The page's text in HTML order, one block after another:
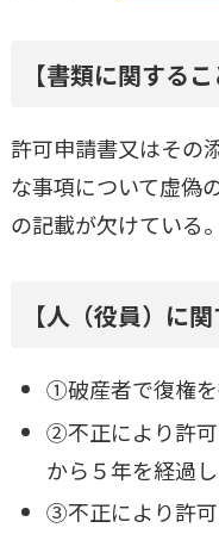
【書類に関するこ
許可申請書又はその
な事項について虚偽
の記載が欠けている。
【人（役員）に関
①破産者で復権
②不正により許
から５年を経過
③不正により許